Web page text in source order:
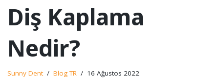
Diş Kaplama
Nedir?
Sunny Dent Blog TR 16 Ağustos 2022